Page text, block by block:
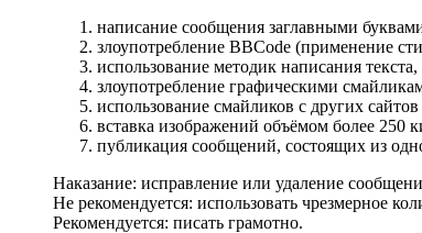
написание сообщения заглавными
злоупотребление BBCode (применение
использование методик написания
злоупотребление графическими
использование смайликов с других
вставка изображений объёмом более
публикация сообщений, состоящих из
Наказание: исправление или удаление
Не рекомендуется: использовать чрезмерное
Рекомендуется: писать грамотно.